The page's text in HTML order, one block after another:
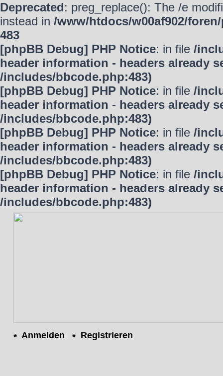
Deprecated: preg_replace(): The /e
instead in /www/htdocs/w00af902/
483
[phpBB Debug] PHP Notice: in file /
header information - headers already
/includes/bbcode.php:483)
[phpBB Debug] PHP Notice: in file /
header information - headers already
/includes/bbcode.php:483)
[phpBB Debug] PHP Notice: in file /
header information - headers already
/includes/bbcode.php:483)
[phpBB Debug] PHP Notice: in file /
header information - headers already
/includes/bbcode.php:483)
Anmelden Registrieren